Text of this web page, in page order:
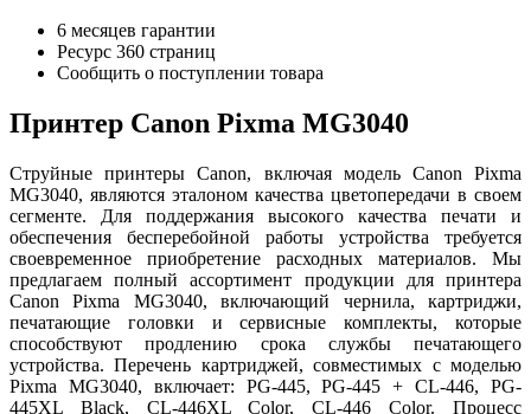
6 месяцев гарантии
Ресурс 360 страниц
Сообщить о поступлении товара
Принтер Canon Pixma MG3040
Струйные принтеры Canon, включая модель Canon Pixma
MG3040, являются эталоном качества цветопередачи в своем
сегменте. Для поддержания высокого качества печати и
обеспечения бесперебойной работы устройства требуется
своевременное приобретение расходных материалов. Мы
предлагаем полный ассортимент продукции для принтера
Canon Pixma MG3040, включающий чернила, картриджи,
печатающие головки и сервисные комплекты, которые
способствуют продлению срока службы печатающего
устройства. Перечень картриджей, совместимых с моделью
Pixma MG3040, включает: PG-445, PG-445 + CL-446, PG-
445XL Black, CL-446XL Color, CL-446 Color. Процесс